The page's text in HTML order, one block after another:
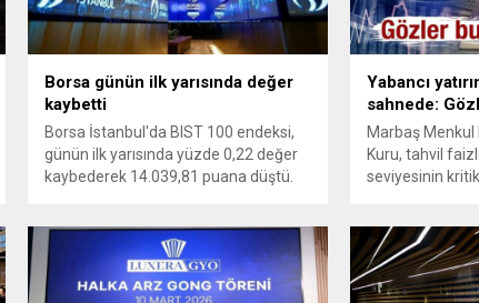
Borsa günün ilk yarısında değer
kaybetti
Borsa İstanbul'da BIST 100 endeksi,
günün ilk yarısında yüzde 0,22 değer
kaybederek 14.039,81 puana düştü.
Yabancı
sahnede:
Marbaş Menkul
Kuru, tahvil
seviyesinin
pozitif
yeniden